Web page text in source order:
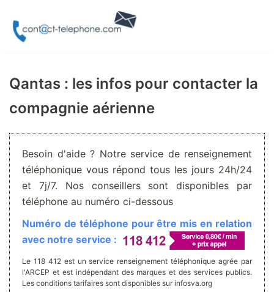
Aller
Qantas : les infos pour contacter la
compagnie aérienne
Besoin d'aide ? Notre service de renseignement
téléphonique vous répond tous les jours 24h/24
et 7j/7. Nos conseillers sont disponibles par
téléphone au numéro ci-dessous
Numéro de téléphone pour être mis en relation
avec notre service :
Le 118 412 est un service renseignement téléphonique agrée par
l'ARCEP et est indépendant des marques et des services publics.
Les conditions tarifaires sont disponibles sur infosva.org